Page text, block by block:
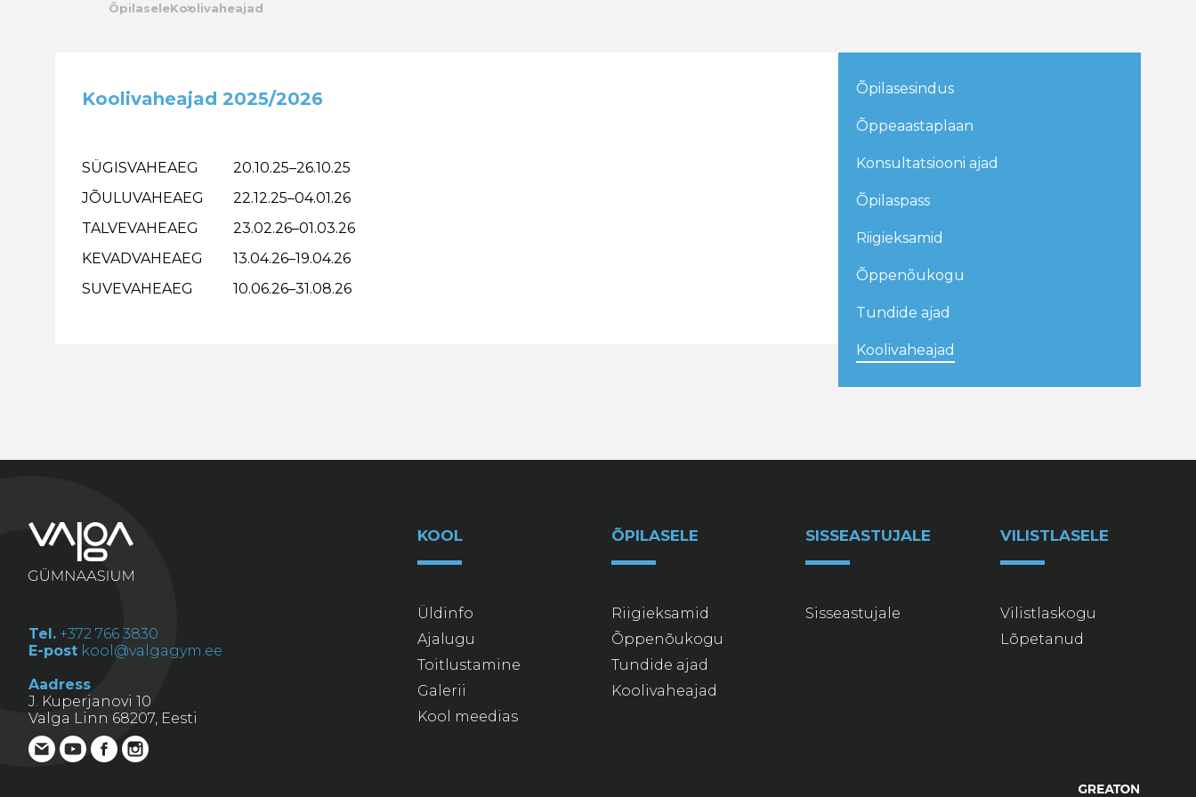
ÕpilaseleKoolivaheajad
Koolivaheajad 2025/2026
SÜGISVAHEAEG
20.10.25–26.10.25
JÕULUVAHEAEG
22.12.25–04.01.26
TALVEVAHEAEG
23.02.26–01.03.26
KEVADVAHEAEG
13.04.26–19.04.26
SUVEVAHEAEG
10.06.26–31.08.26
Õpilasesindus
Õppeaastaplaan
Konsultatsiooni ajad
Õpilaspass
Riigieksamid
Õppenõukogu
Tundide ajad
Koolivaheajad
Tel. +372 766 3830
E-post kool@valgagym.ee
Aadress
J. Kuperjanovi 10
Valga Linn 68207, Eesti
KOOL
Üldinfo
Ajalugu
Toitlustamine
Galerii
Kool meedias
ÕPILASELE
Riigieksamid
Õppenõukogu
Tundide ajad
Koolivaheajad
SISSEASTUJALE
Sisseastujale
VILISTLASELE
Vilistlaskogu
Lõpetanud
Järelvalve